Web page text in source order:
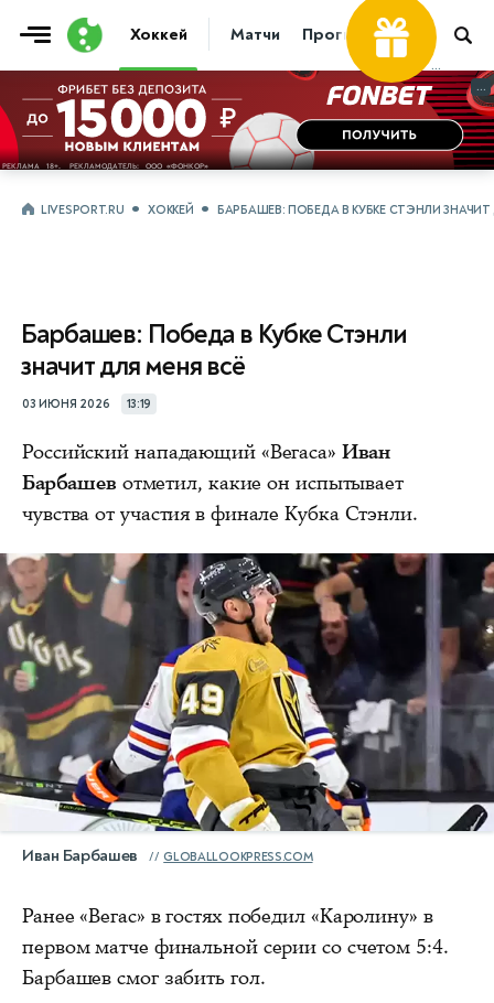
Хоккей Матчи Прогнозы
...
...
LIVESPORT.RU ХОККЕЙ БАРБАШЕВ: ПОБЕДА В КУБКЕ СТЭНЛИ ЗНАЧИТ
Барбашев: Победа в Кубке Стэнли
значит для меня всё
03 ИЮНЯ 2026 13:19
Российский нападающий «Вегаса» Иван
Барбашев отметил, какие он испытывает
чувства от участия в финале Кубка Стэнли.
Иван Барбашев GLOBALLOOKPRESS.COM
Ранее «Вегас» в гостях победил «Каролину» в
первом матче финальной серии со счетом 5:4.
Барбашев смог забить гол.